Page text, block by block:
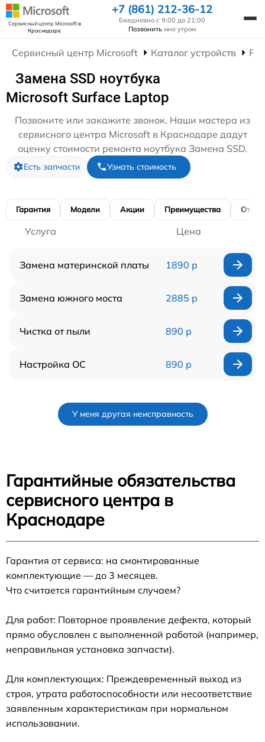
Сервисный центр Microsoftв
Краснодаре
+7 (861) 212-36-12
Ежедневно с 9:00 до 21:00
Позвонить мне утром
Сервисный центр Microsoft Каталог устройств
Замена SSD ноутбука
Microsoft Surface Laptop
Позвоните или закажите звонок. Наши мастера из
сервисного центра Microsoft в Краснодаре дадут
оценку стоимости ремонта ноутбука Замена SSD.
Есть запчасти Узнать стоимость
Гарантия Модели Акции Преимущества
Услуга Цена
Замена материнской платы 1890 р
Замена южного моста 2885 р
Чистка от пыли 890 р
Настройка ОС 890 р
У меня другая неисправность
Гарантийные обязательства
сервисного центра в
Краснодаре
Гарантия от сервиса: на смонтированные
комплектующие — до 3 месяцев.
Что считается гарантийным случаем?
Для работ: Повторное проявление дефекта, который
прямо обусловлен с выполненной работой (например,
неправильная установка запчасти).
Для комплектующих: Преждевременный выход из
строя, утрата работоспособности или несоответствие
заявленным характеристикам при нормальном
использовании.